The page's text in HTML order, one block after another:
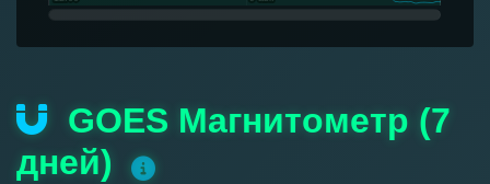
GOES Магнитометр (7
дней)